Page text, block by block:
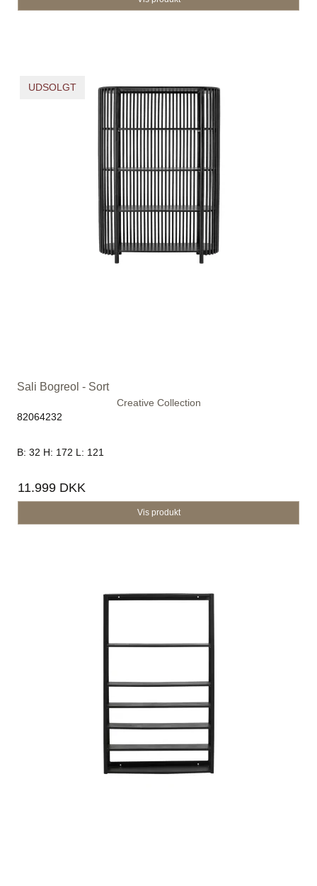
UDSOLGT
Sali Bogreol - Sort
Creative Collection
82064232
B: 32 H: 172 L: 121
11.999 DKK
Vis produkt